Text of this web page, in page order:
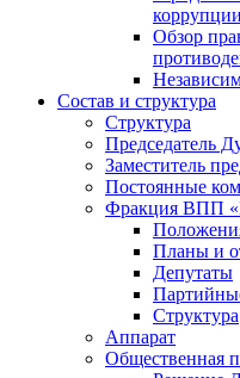
коррупции
Обзор
Состав и структура
Структура
Председатель
Заместитель
Постоянные
Фракция ВПП
Планы и
Депутаты
Структура
Аппарат
Общественная